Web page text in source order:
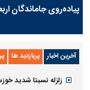
پیاده‌روی جاماندگان
آخرین اخبار پربازدید ها
زلزله نسبتا شدید